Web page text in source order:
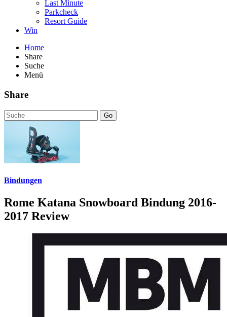
Last Minute
Parkcheck
Resort Guide
Win
Home
Share
Suche
Menü
Share
Go
Bindungen
Rome Katana Snowboard Bindung 2016-
2017 Review